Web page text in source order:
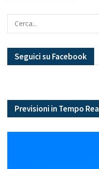
Seguici su Facebook
Previsioni in Tempo